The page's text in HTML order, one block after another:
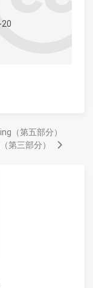
（第五部分）
第三部分）